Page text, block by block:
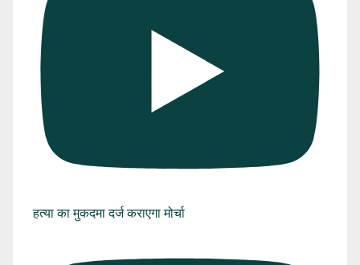
हत्या का मुकदमा दर्ज कराएगा मोर्चा